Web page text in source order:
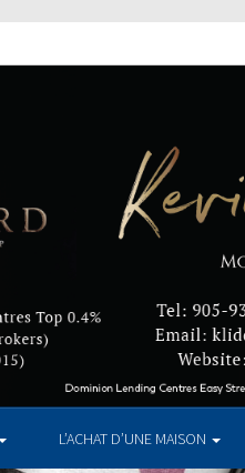
L’ACHAT D’UNE MAISON